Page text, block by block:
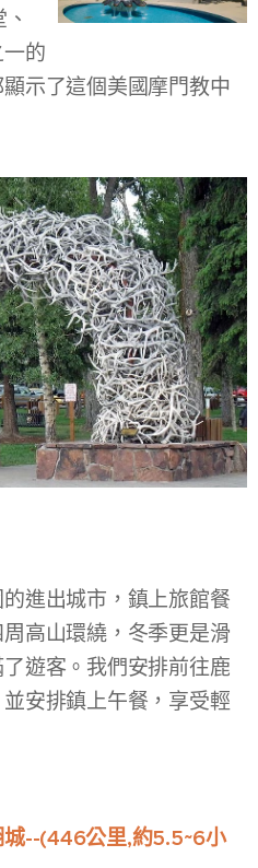
的
示了這個美國摩門教中
進出城市，鎮上旅館餐
高山環繞，冬季更是滑
遊客。我們安排前往鹿
安排鎮上午餐，享受輕
城--(446公里,約5.5~6小